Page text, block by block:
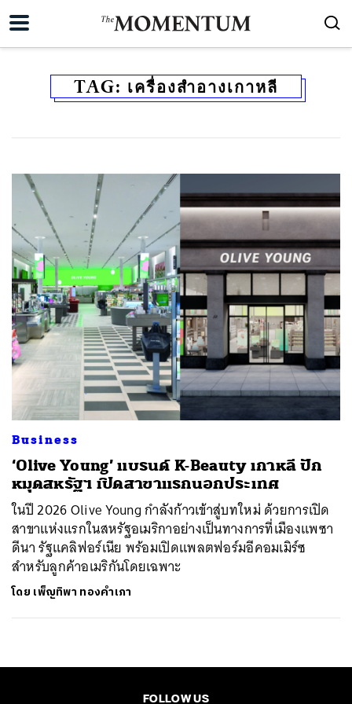
TAG: เครื่องสำอางเกาหลี
Business
‘Olive Young’ แบรนด์ K-Beauty เกาหลี ปัก
หมุดสหรัฐฯ เปิดสาขาแรกนอกประเทศ
ในปี 2026 Olive Young กำลังก้าวเข้าสู่บทใหม่ ด้วยการเปิด
สาขาแห่งแรกในสหรัฐอเมริกาอย่างเป็นทางการที่เมืองแพซา
ดีนา รัฐแคลิฟอร์เนีย พร้อมเปิดแพลตฟอร์มอีคอมเมิร์ซ
สำหรับลูกค้าอเมริกันโดยเฉพาะ
โดย เพ็ญทิพา ทองคำเภา
FOLLOW US
SHARE TWEET EMAIL